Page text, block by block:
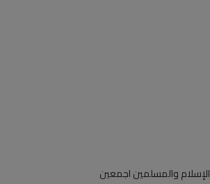
والمسلمين اجمعين